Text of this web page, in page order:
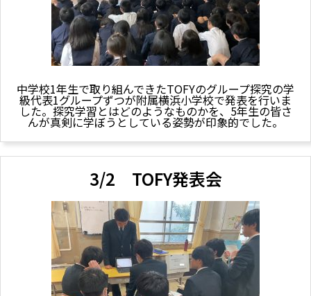
中学校1年生で取り組んできたTOFYのグループ探究の学
級代表1グループずつが附属横浜小学校で発表を行いま
した。探究学習とはどのようなものかを、5年生の皆さ
んが真剣に学ぼうとしている姿勢が印象的でした。
3/2 TOFY発表会